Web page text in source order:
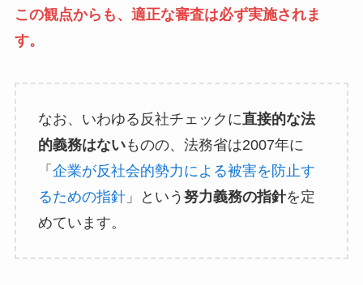
この観点からも、適正な審査は必ず実施されま
す。
なお、いわゆる反社チェックに直接的な法
的義務はないものの、法務省は2007年に
「 企業が反社会的勢力による被害を防止す
るための指針」という努力義務の指針を定
めています。